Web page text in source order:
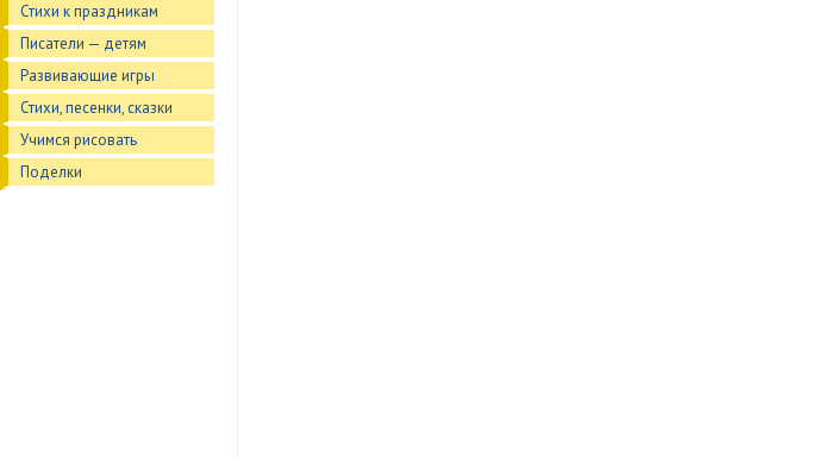
Стихи к праздникам
Писатели — детям
Развивающие игры
Стихи, песенки, сказки
Учимся рисовать
Поделки